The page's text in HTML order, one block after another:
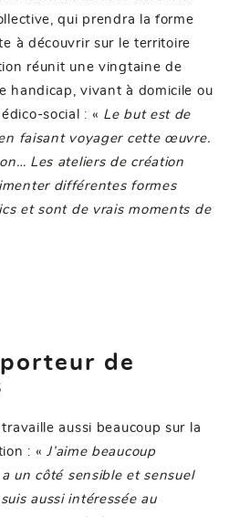
qui prendra la forme
à découvrir sur le territoire
réunit une vingtaine de
handicap, vivant à domicile ou
social : « Le but est de
faisant voyager cette œuvre.
Les ateliers de création
différentes formes
et sont de vrais moments de
de
aussi beaucoup sur la
: « J’aime beaucoup
un côté sensible et sensuel
aussi intéressée au